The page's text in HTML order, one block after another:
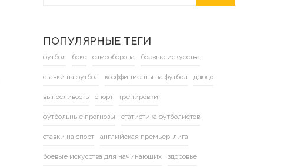
ПОПУЛЯРНЫЕ ТЕГИ
футбол бокс самооборона боевые искусства
ставки на футбол коэффициенты на футбол дзюдо
выносливость спорт тренировки
футбольные прогнозы статистика футболистов
ставки на спорт английская премьер-лига
боевые искусства для начинающих здоровье